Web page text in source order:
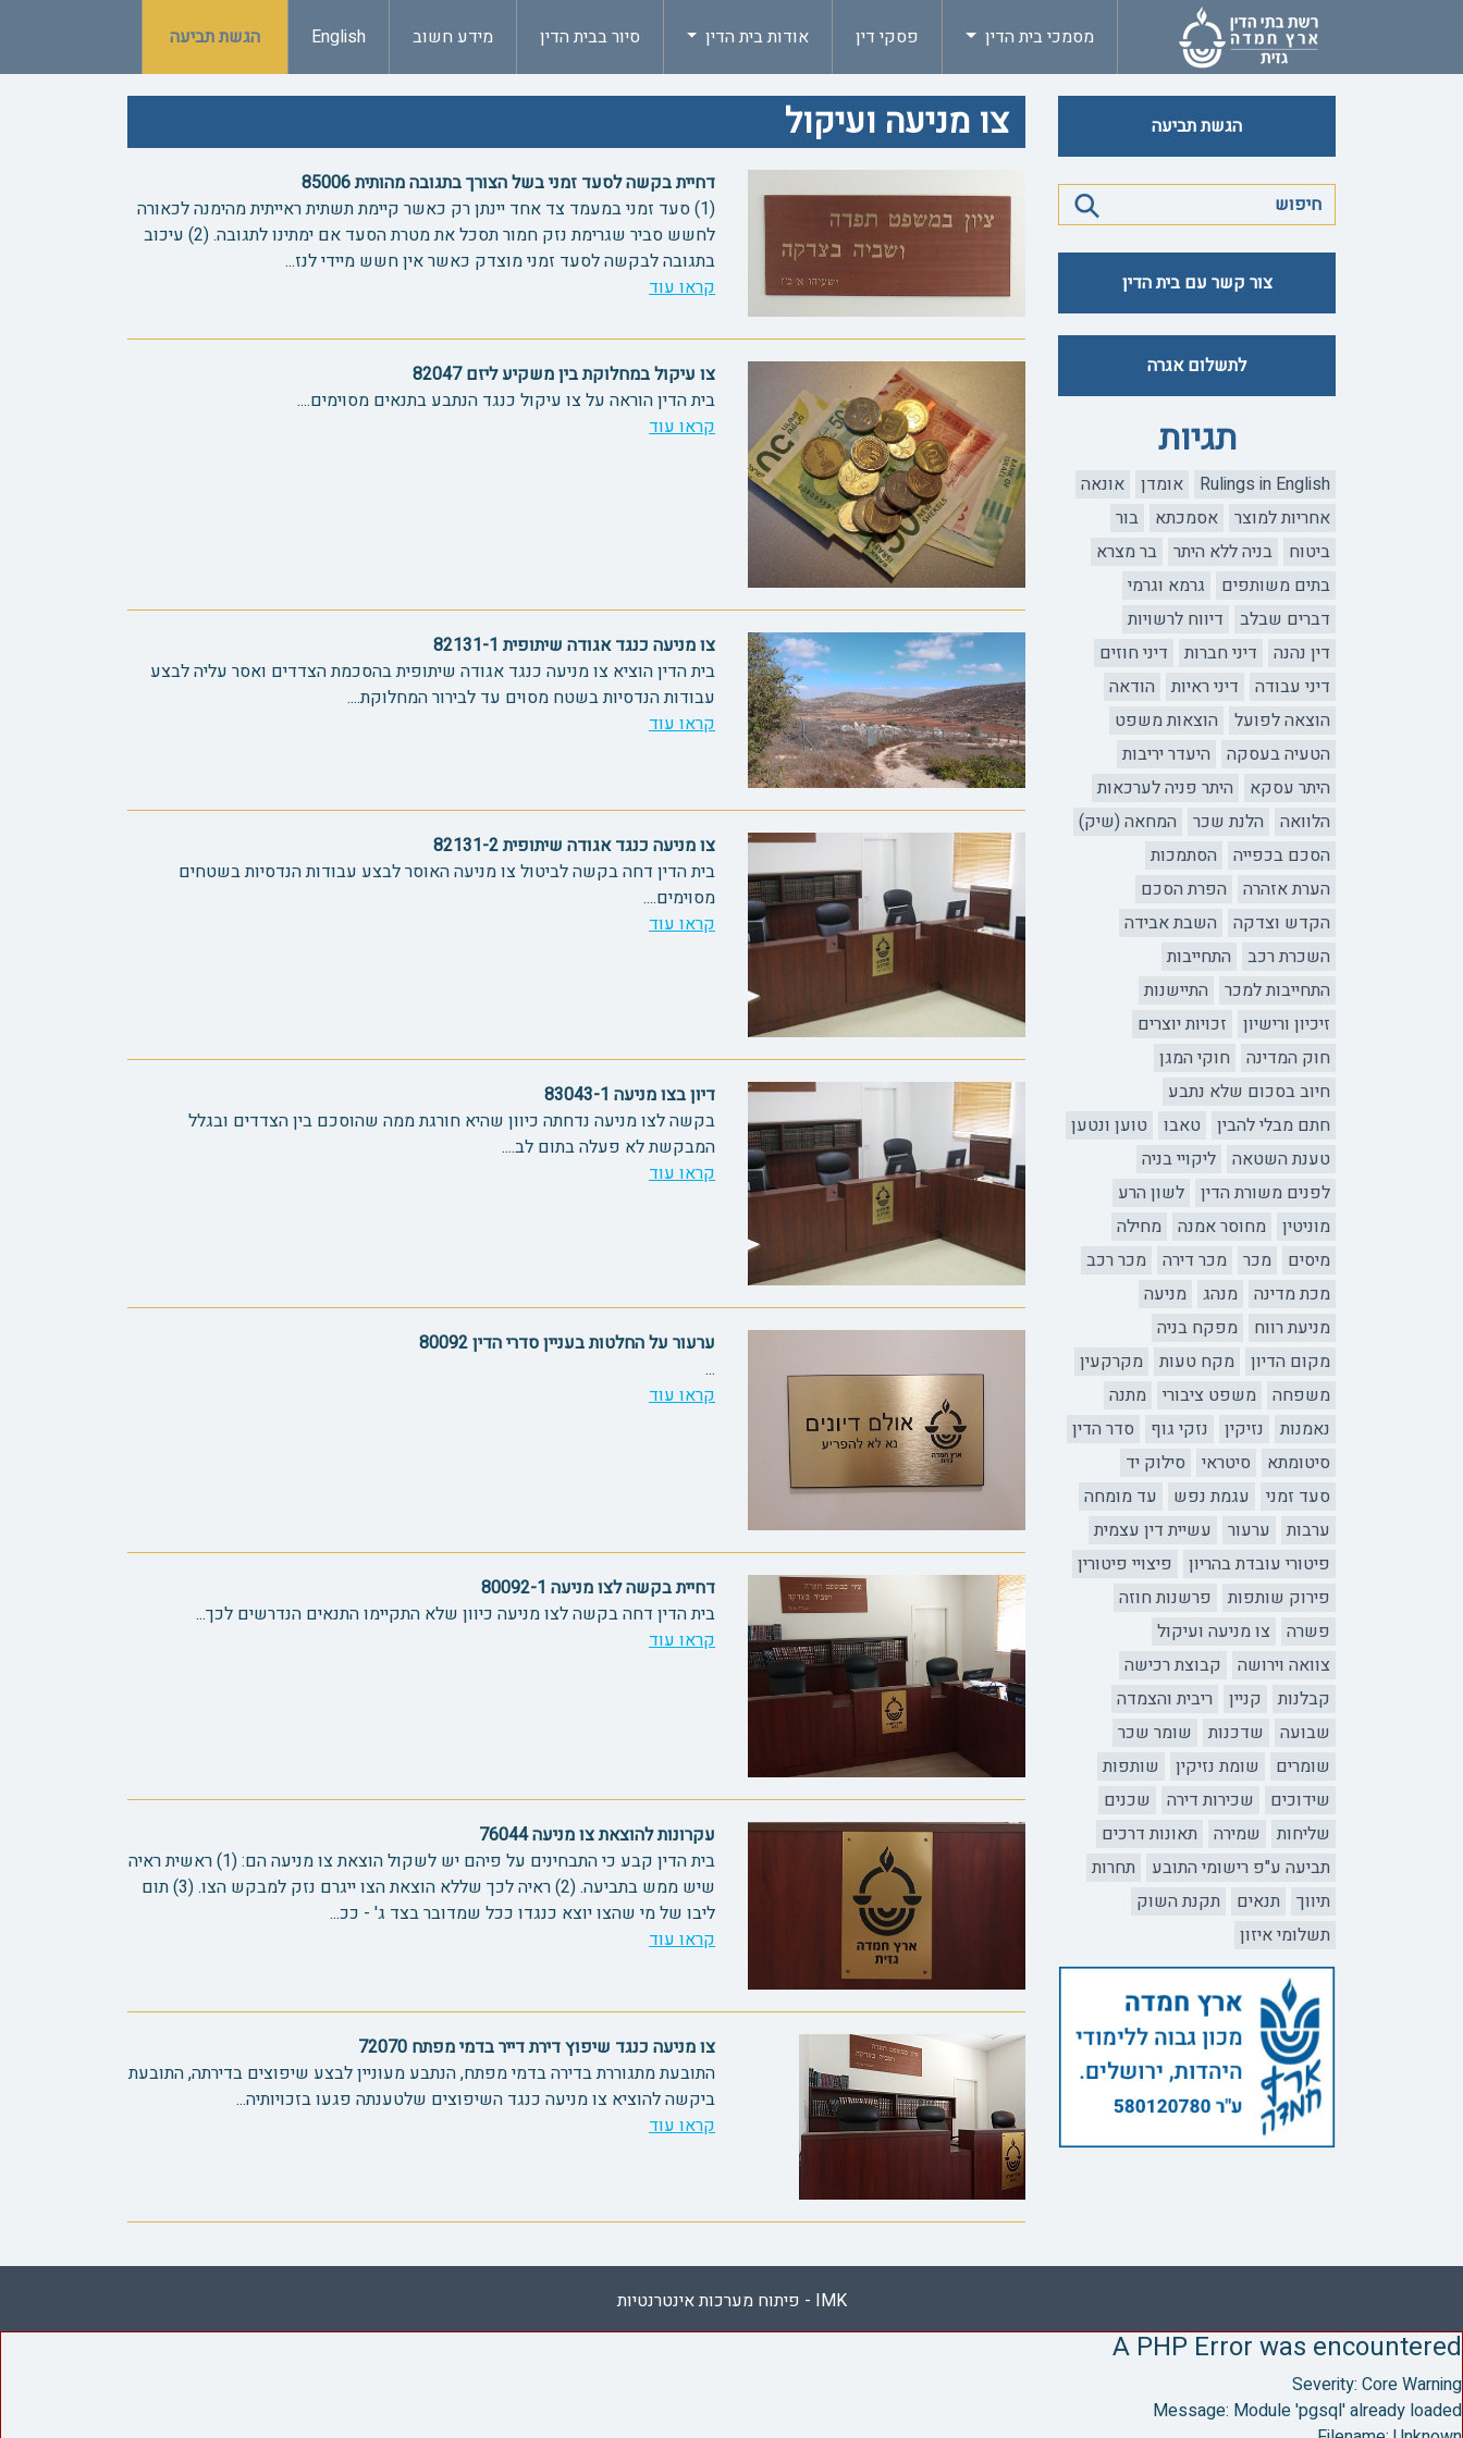
מסמכי בית הדין פסקי דין אודות בית הדין סיור בבית הדין מידע חשוב English הגשת תביעה
הגשת תביעה
צור קשר עם בית הדין
לתשלום אגרה
תגיות
Rulings in English אומדן
אונאה
אחריות למוצר
אסמכתא
בור
ביטוח
בניה ללא היתר
בר מצרא
בתים משותפים
גרמא וגרמי
דברים שבלב
דיווח לרשויות
דין נהנה
דיני חברות
דיני חוזים
דיני עבודה
דיני ראיות
הודאה
הוצאה לפועל
הוצאות משפט
הטעיה בעסקה
היעדר יריבות
היתר עסקא
היתר פניה לערכאות
הלוואה
הלנת שכר
המחאה (שיק)
הסכם בכפייה
הסתמכות
הערת אזהרה
הפרת הסכם
הקדש וצדקה
השבת אבידה
השכרת רכב
התחייבות
התחייבות למכר
התיישנות
זיכיון ורישיון
זכויות יוצרים
חוק המדינה
חוקי המגן
חיוב בסכום שלא נתבע
חתם מבלי להבין
טאבו
טוען ונטען
טענת השטאה
ליקויי בניה
לפנים משורת הדין
לשון הרע
מוניטין
מחוסר אמנה
מחילה
מיסים
מכר מכר דירה
מכר רכב
מכת מדינה
מנהג
מניעה
מניעת רווח
מפקח בניה
מקום הדיון
מקח טעות
מקרקעין
משפחה
משפט ציבורי
מתנה
נאמנות
נזיקין נזקי גוף
סדר הדין
סיטומתא
סיטראי
סילוק יד
סעד זמני
עגמת נפש
עד מומחה
ערבות
ערעור
עשיית דין עצמית
פיטורי עובדת בהריון
פיצויי פיטורין
פירוק שותפות
פרשנות חוזה
פשרה
צו מניעה ועיקול
צוואה וירושה
קבוצת רכישה
קבלנות
קניין
ריבית והצמדה
שבועה
שדכנות
שומר שכר
שומרים
שומת נזיקין
שותפות
שידוכים
שכירות דירה
שכנים
שליחות
שמירה
תאונות דרכים
תביעה ע"פ רישומי התובע
תחרות
תיווך
תנאים
תקנת השוק
תשלומי איזון
צו מניעה ועיקול
דחיית בקשה לסעד זמני בשל הצורך בתגובה מהותית 85006
(1) סעד זמני במעמד צד אחד יינתן רק כאשר קיימת תשתית ראייתית מהימנה לכאורה
לחשש סביר שגרימת נזק חמור תסכל את מטרת הסעד אם ימתינו לתגובה. (2) עיכוב
בתגובה לבקשה לסעד זמני מוצדק כאשר אין חשש מיידי לנז...
קראו עוד
צו עיקול במחלוקת בין משקיע ליזם 82047
בית הדין הוראה על צו עיקול כנגד הנתבע בתנאים מסוימים....
קראו עוד
צו מניעה כנגד אגודה שיתופית 82131-1
בית הדין הוציא צו מניעה כנגד אגודה שיתופית בהסכמת הצדדים ואסר עליה לבצע
עבודות הנדסיות בשטח מסוים עד לבירור המחלוקת....
קראו עוד
צו מניעה כנגד אגודה שיתופית 82131-2
בית הדין דחה בקשה לביטול צו מניעה האוסר לבצע עבודות הנדסיות בשטחים
מסוימים....
קראו עוד
דיון בצו מניעה 83043-1
בקשה לצו מניעה נדחתה כיוון שהיא חורגת ממה שהוסכם בין הצדדים ובגלל
המבקשת לא פעלה בתום לב....
קראו עוד
ערעור על החלטות בעניין סדרי הדין 80092
...
קראו עוד
דחיית בקשה לצו מניעה 80092-1
בית הדין דחה בקשה לצו מניעה כיוון שלא התקיימו התנאים הנדרשים לכך...
קראו עוד
עקרונות להוצאת צו מניעה 76044
בית הדין קבע כי התבחינים על פיהם יש לשקול הוצאת צו מניעה הם: (1) ראשית ראיה
שיש ממש בתביעה. (2) ראיה לכך שללא הוצאת הצו ייגרם נזק למבקש הצו. (3) תום
ליבו של מי שהצו יוצא כנגדו ככל שמדובר בצד ג' - ככ...
קראו עוד
צו מניעה כנגד שיפוץ דירת דייר בדמי מפתח 72070
התובעת מתגוררת בדירה בדמי מפתח, הנתבע מעוניין לבצע שיפוצים בדירתה, התובעת
ביקשה להוציא צו מניעה כנגד השיפוצים שלטענתה פגעו בזכויותיה...
קראו עוד
IMK - פיתוח מערכות אינטרנטיות
A PHP Error was encountered
Severity: Core Warning
Message: Module 'pgsql' already loaded